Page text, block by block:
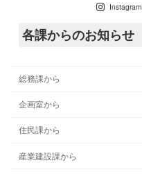
Instagram
各課からのお知らせ
総務課から
企画室から
住民課から
産業建設課から